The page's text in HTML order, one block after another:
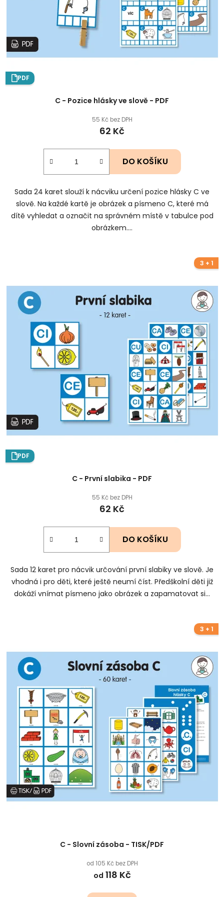
t
ů
PDF
C - Pozice hlásky ve slově - PDF
55 Kč bez DPH
62 Kč
DO KOŠÍKU
Sada 24 karet slouží k nácviku určení pozice hlásky C ve
slově. Na každé kartě je obrázek a písmeno C, které má
dítě vyhledat a označit na správném místě v tabulce pod
obrázkem....
3 + 1
PDF
C - První slabika - PDF
55 Kč bez DPH
62 Kč
DO KOŠÍKU
Sada 12 karet pro nácvik určování první slabiky ve slově. Je
vhodná i pro děti, které ještě neumí číst. Předškolní děti již
dokáží vnímat písmeno jako obrázek a zapamatovat si...
3 + 1
C - Slovní zásoba - TISK/PDF
od 105 Kč bez DPH
od 118 Kč